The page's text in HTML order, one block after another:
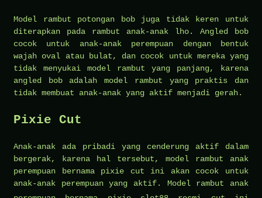
Model rambut potongan bob juga tidak keren untuk
diterapkan pada rambut anak-anak lho. Angled bob
cocok untuk anak-anak perempuan dengan bentuk
wajah oval atau bulat, dan cocok untuk mereka yang
tidak menyukai model rambut yang panjang, karena
angled bob adalah model rambut yang praktis dan
tidak membuat anak-anak yang aktif menjadi gerah.
Pixie Cut
Anak-anak ada pribadi yang cenderung aktif dalam
bergerak, karena hal tersebut, model rambut anak
perempuan bernama pixie cut ini akan cocok untuk
anak-anak perempuan yang aktif. Model rambut anak